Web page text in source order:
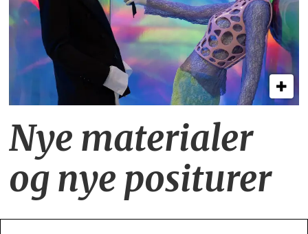
Nye materialer
og nye positurer